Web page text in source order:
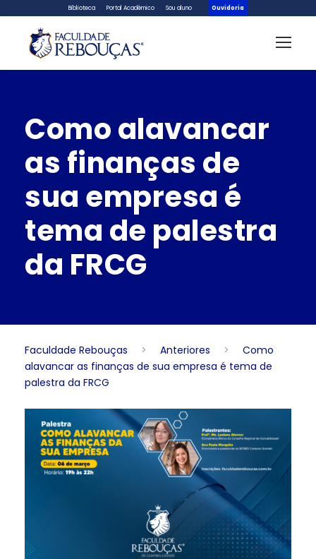
Biblioteca Portal Acadêmico Sou aluno Ouvidoria
Como alavancar
as finanças de
sua empresa é
tema de palestra
da FRCG
Faculdade Rebouças > Anteriores >
Como
alavancar as finanças de sua empresa é tema de
palestra da FRCG